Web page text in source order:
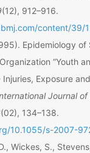
(12), 912–916.
content/39/
Epidemiology of
“Youth
Exposure
Journal of
(02), 134–138.
10.1055/s-2007-
Wickes, S.,